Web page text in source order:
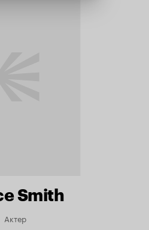
Smith
Актер